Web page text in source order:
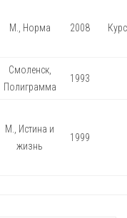
М., Норма 2008
Смоленск,
Полиграмма
1993
М., Истина и
жизнь
1999